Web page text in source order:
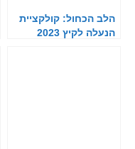
הלב הכחול: קולקציית
הנעלה לקיץ 2023